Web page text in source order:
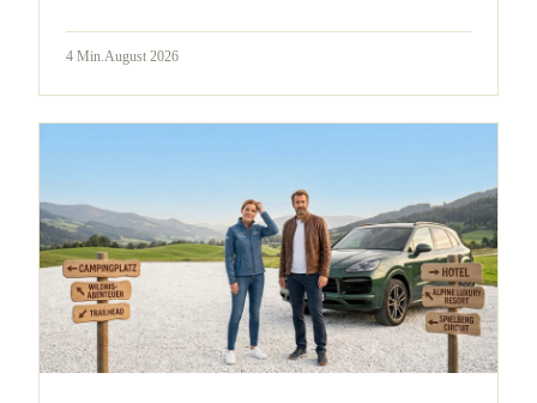
4 Min.August 2026